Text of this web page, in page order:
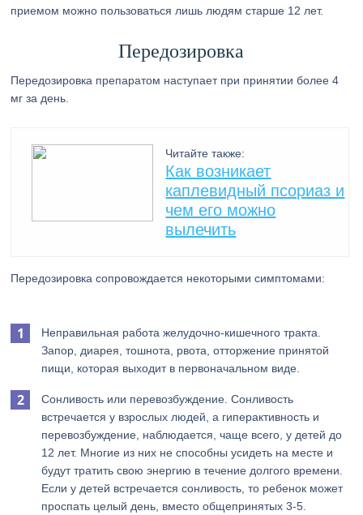
приемом можно пользоваться лишь людям старше 12 лет.
Передозировка
Передозировка препаратом наступает при принятии более 4
мг за день.
Читайте также:
Как возникает
каплевидный псориаз и
чем его можно
вылечить
Передозировка сопровождается некоторыми симптомами:
Неправильная работа желудочно-кишечного тракта.
Запор, диарея, тошнота, рвота, отторжение принятой
пищи, которая выходит в первоначальном виде.
Сонливость или перевозбуждение. Сонливость
встречается у взрослых людей, а гиперактивность и
перевозбуждение, наблюдается, чаще всего, у детей до
12 лет. Многие из них не способны усидеть на месте и
будут тратить свою энергию в течение долгого времени.
Если у детей встречается сонливость, то ребенок может
проспать целый день, вместо общепринятых 3-5.